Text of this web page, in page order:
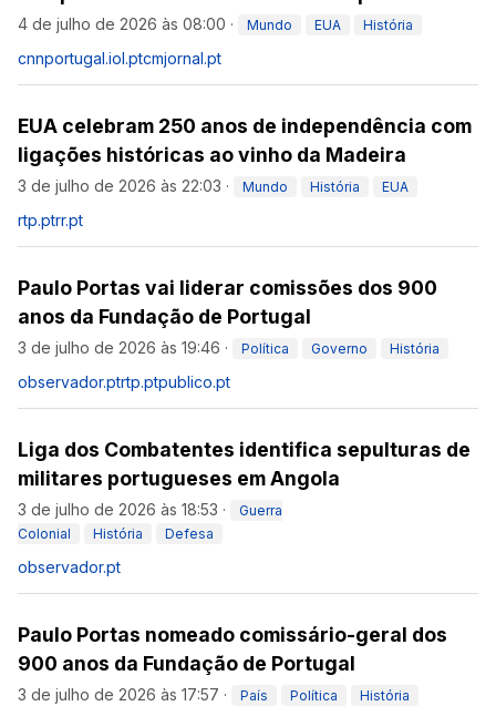
4 de julho de 2026 às 08:00 · Mundo EUA História
cnnportugal.iol.ptcmjornal.pt
EUA celebram 250 anos de independência com
ligações históricas ao vinho da Madeira
3 de julho de 2026 às 22:03 · Mundo História EUA
rtp.ptrr.pt
Paulo Portas vai liderar comissões dos 900
anos da Fundação de Portugal
3 de julho de 2026 às 19:46 · Política Governo História
observador.ptrtp.ptpublico.pt
Liga dos Combatentes identifica sepulturas de
militares portugueses em Angola
3 de julho de 2026 às 18:53 ·
Guerra
Colonial
História Defesa
observador.pt
Paulo Portas nomeado comissário-geral dos
900 anos da Fundação de Portugal
3 de julho de 2026 às 17:57 · País Política História